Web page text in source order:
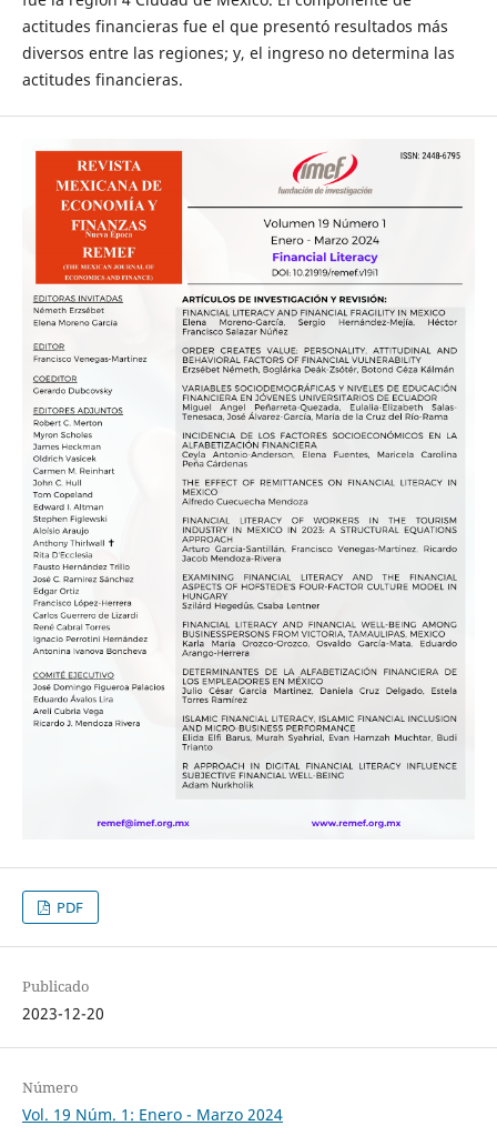
actitudes financieras fue el que presentó resultados más
diversos entre las regiones; y, el ingreso no determina las
actitudes financieras.
PDF
Publicado
2023-12-20
Número
Vol. 19 Núm. 1: Enero - Marzo 2024